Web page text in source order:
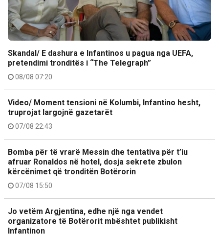
Skandal/ E dashura e Infantinos u pagua nga UEFA,
pretendimi tronditës i “The Telegraph”
08/08 07:20
Video/ Moment tensioni në Kolumbi, Infantino hesht,
truprojat largojnë gazetarët
07/08 22:43
Bomba për të vrarë Messin dhe tentativa për t’iu
afruar Ronaldos në hotel, dosja sekrete zbulon
kërcënimet që tronditën Botërorin
07/08 15:50
Jo vetëm Argjentina, edhe një nga vendet
organizatore të Botërorit mbështet publikisht
Infantinon